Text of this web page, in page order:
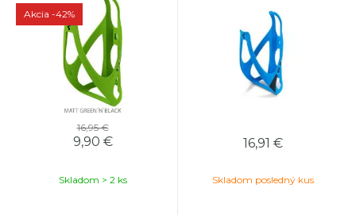
Akcia -42%
16,95 €
9,90 €
Skladom > 2 ks
16,91 €
Skladom posledný kus